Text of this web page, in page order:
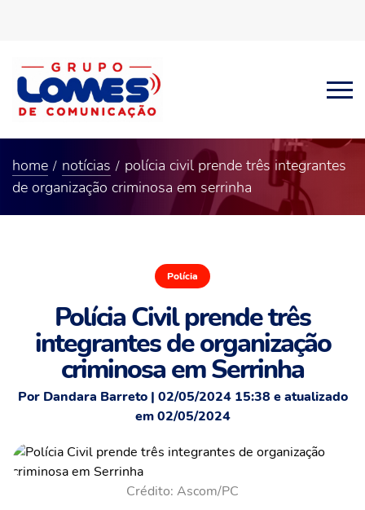
home notícias
polícia civil prende três integrantes
de organização criminosa em serrinha
Polícia
Polícia Civil prende três
integrantes de organização
criminosa em Serrinha
Por Dandara Barreto | 02/05/2024 15:38 e atualizado
em 02/05/2024
Crédito: Ascom/PC